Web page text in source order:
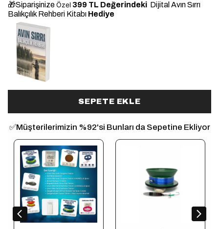
🎁SiparişinizeÖzel 399 TL Değerindeki Dijital Avın Sırrı
Balıkçılık Rehberi Kitabı Hediye
SEPETE EKLE
✅Müşterilerimizin %92'si Bunları da Sepetine Ekliyor